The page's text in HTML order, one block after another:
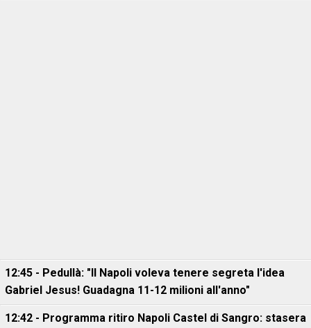
12:45 - Pedullà: "Il Napoli voleva tenere segreta l'idea
Gabriel Jesus! Guadagna 11-12 milioni all'anno"
12:42 - Programma ritiro Napoli Castel di Sangro: stasera